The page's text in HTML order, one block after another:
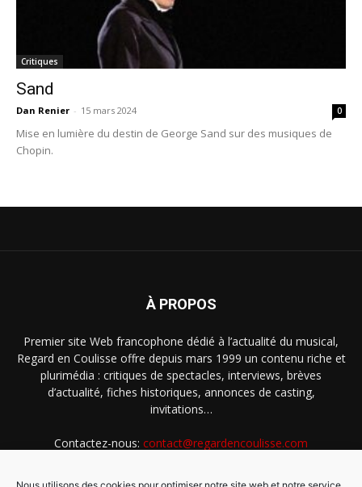
Critiques
Sand
Dan Renier - 15 mars 2024 0
Mise en lumière du destin de George Sand sur des musiques de
Chopin.
À PROPOS
Premier site Web francophone dédié à l’actualité du musical,
Regard en Coulisse offre depuis mars 1999 un contenu riche et
plurimédia : critiques de spectacles, interviews, brèves
d’actualité, fiches historiques, annonces de casting,
invitations…
Contactez-nous: contact@regardencoulisse.com